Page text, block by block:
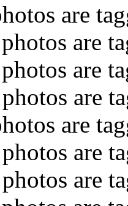
are
are
are
are
are
are
are